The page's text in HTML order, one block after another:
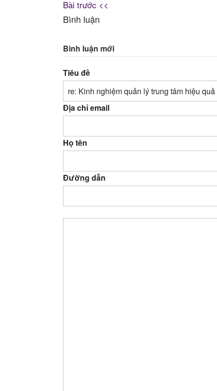
Bài trước <<
Bình luận
Bình luận mới
Tiêu đề
Địa chỉ email
Họ tên
Đường dẫn